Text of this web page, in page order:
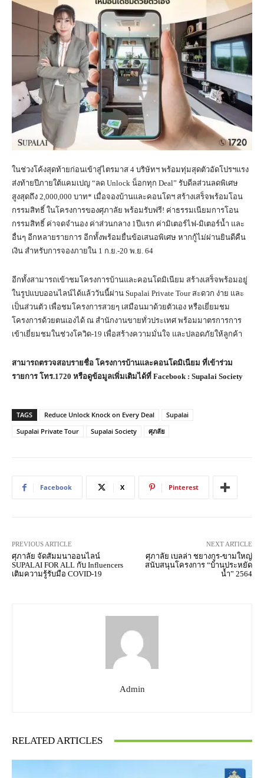
ในช่วงโค้งสุดท้ายก่อนเข้าสู่ไตรมาส 4 บริษัทฯ พร้อมทุ่มสุดตัวอัดโปรฯแรง
ส่งท้ายปีภายใต้แคมเปญ “ลด Unlock น็อกทุก Deal” รับดีลส่วนลดพิเศษ
สูงสุดถึง 2,000,000 บาท* เมื่อจองบ้านและคอนโดฯ สร้างเสร็จพร้อมโอน
กรรมสิทธิ์ ในโครงการของศุภาลัย พร้อมรับฟรี! ค่าธรรมเนียมการโอน
กรรมสิทธิ์ ค่าจดจำนอง ค่าส่วนกลาง 1ปีแรก ค่ามิเตอร์ไฟ-มิเตอร์น้ำ และ
อื่นๆ อีกหลายรายการ อีกทั้งพร้อมยื่นข้อเสนอพิเศษ หากกู้ไม่ผ่านยินดีคืน
เงิน สำหรับการจองภายใน 1 ก.ย.-20 พ.ย. 64
อีกทั้งสามารถเข้าชมโครงการบ้านและคอนโดมิเนียม สร้างเสร็จพร้อมอยู่
ในรูปแบบออนไลน์ได้แล้ววันนี้ผ่าน Supalai Private Tour สะดวก ง่าย และ
เป็นส่วนตัว เพื่อชมโครงการสวยๆ เสมือนมาด้วยตัวเอง หรือเยี่ยมชม
โครงการด้วยตนเองได้ ณ สำนักงานขายทั่วประเทศ พร้อมมาตรการการ
เข้าเยี่ยมชมในช่วงโควิด-19 เพื่อสร้างความมั่นใจ และปลอดภัยให้ลูกค้า
สามารถตรวจสอบรายชื่อ โครงการบ้านและคอนโดมิเนียม ที่เข้าร่วม
รายการ โทร.1720 หรือดูข้อมูลเพิ่มเติมได้ที่ Facebook : Supalai Society
TAGS Reduce Unlock Knock on Every Deal
Supalai
Supalai Private Tour
Supalai Society ศุภลัย
Facebook X Pinterest
PREVIOUS ARTICLE
ศุภาลัย จัดสัมมนาออนไลน์
SUPALAI FOR ALL กับ Influencers
เติมความรู้รับมือ COVID-19
NEXT ARTICLE
ศุภาลัย เบลล่า ชยางกูร-ขามใหญ่
สนับสนุนโครงการ “บ้านประหยัด
น้ำ” 2564
Admin
RELATED ARTICLES